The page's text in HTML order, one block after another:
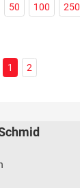
50 100 250
1 2